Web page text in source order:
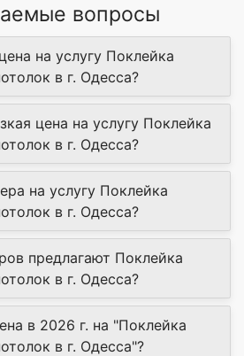
вопросы
на услугу Поклейка
в г. Одесса?
цена на услугу Поклейка
в г. Одесса?
на услугу Поклейка
в г. Одесса?
предлагают Поклейка
в г. Одесса?
в 2026 г. на "Поклейка
в г. Одесса"?